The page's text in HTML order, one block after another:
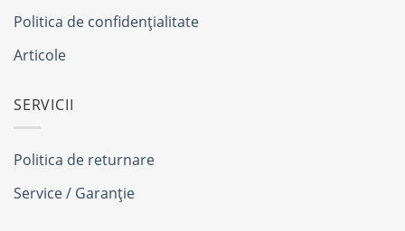
Politica de confidențialitate
Articole
SERVICII
Politica de returnare
Service / Garanție